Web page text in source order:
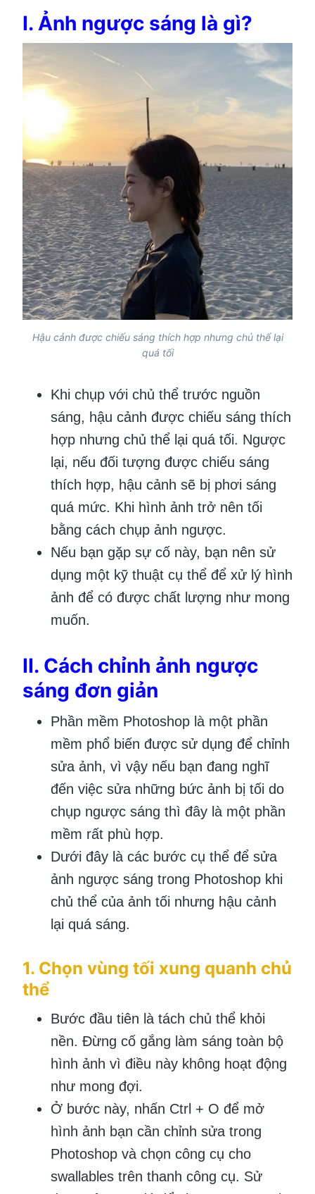
I. Ảnh ngược sáng là gì?
Hậu cảnh được chiếu sáng thích hợp nhưng chủ thể lại
quá tối
Khi chụp với chủ thể trước nguồn
sáng, hậu cảnh được chiếu sáng thích
hợp nhưng chủ thể lại quá tối. Ngược
lại, nếu đối tượng được chiếu sáng
thích hợp, hậu cảnh sẽ bị phơi sáng
quá mức. Khi hình ảnh trở nên tối
bằng cách chụp ảnh ngược.
Nếu bạn gặp sự cố này, bạn nên sử
dụng một kỹ thuật cụ thể để xử lý hình
ảnh để có được chất lượng như mong
muốn.
II. Cách chỉnh ảnh ngược
sáng đơn giản
Phần mềm Photoshop là một phần
mềm phổ biến được sử dụng để chỉnh
sửa ảnh, vì vậy nếu bạn đang nghĩ
đến việc sửa những bức ảnh bị tối do
chụp ngược sáng thì đây là một phần
mềm rất phù hợp.
Dưới đây là các bước cụ thể để sửa
ảnh ngược sáng trong Photoshop khi
chủ thể của ảnh tối nhưng hậu cảnh
lại quá sáng.
1. Chọn vùng tối xung quanh chủ
thể
Bước đầu tiên là tách chủ thể khỏi
nền. Đừng cố gắng làm sáng toàn bộ
hình ảnh vì điều này không hoạt động
như mong đợi.
Ở bước này, nhấn Ctrl + O để mở
hình ảnh bạn cần chỉnh sửa trong
Photoshop và chọn công cụ cho
swallables trên thanh công cụ. Sử